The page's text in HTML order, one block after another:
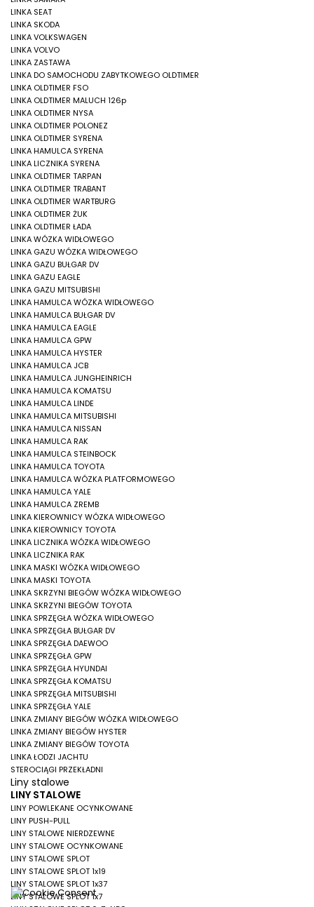
LINKA SEAT
LINKA SKODA
LINKA VOLKSWAGEN
LINKA VOLVO
LINKA ZASTAWA
LINKA DO SAMOCHODU ZABYTKOWEGO OLDTIMER
LINKA OLDTIMER FSO
LINKA OLDTIMER MALUCH 126p
LINKA OLDTIMER NYSA
LINKA OLDTIMER POLONEZ
LINKA OLDTIMER SYRENA
LINKA HAMULCA SYRENA
LINKA LICZNIKA SYRENA
LINKA OLDTIMER TARPAN
LINKA OLDTIMER TRABANT
LINKA OLDTIMER WARTBURG
LINKA OLDTIMER ŻUK
LINKA OLDTIMER ŁADA
LINKA WÓZKA WIDŁOWEGO
LINKA GAZU WÓZKA WIDŁOWEGO
LINKA GAZU BUŁGAR DV
LINKA GAZU EAGLE
LINKA GAZU MITSUBISHI
LINKA HAMULCA WÓZKA WIDŁOWEGO
LINKA HAMULCA BUŁGAR DV
LINKA HAMULCA EAGLE
LINKA HAMULCA GPW
LINKA HAMULCA HYSTER
LINKA HAMULCA JCB
LINKA HAMULCA JUNGHEINRICH
LINKA HAMULCA KOMATSU
LINKA HAMULCA LINDE
LINKA HAMULCA MITSUBISHI
LINKA HAMULCA NISSAN
LINKA HAMULCA RAK
LINKA HAMULCA STEINBOCK
LINKA HAMULCA TOYOTA
LINKA HAMULCA WÓZKA PLATFORMOWEGO
LINKA HAMULCA YALE
LINKA HAMULCA ZREMB
LINKA KIEROWNICY WÓZKA WIDŁOWEGO
LINKA KIEROWNICY TOYOTA
LINKA LICZNIKA WÓZKA WIDŁOWEGO
LINKA LICZNIKA RAK
LINKA MASKI WÓZKA WIDŁOWEGO
LINKA MASKI TOYOTA
LINKA SKRZYNI BIEGÓW WÓZKA WIDŁOWEGO
LINKA SKRZYNI BIEGÓW TOYOTA
LINKA SPRZĘGŁA WÓZKA WIDŁOWEGO
LINKA SPRZĘGŁA BUŁGAR DV
LINKA SPRZĘGŁA DAEWOO
LINKA SPRZĘGŁA GPW
LINKA SPRZĘGŁA HYUNDAI
LINKA SPRZĘGŁA KOMATSU
LINKA SPRZĘGŁA MITSUBISHI
LINKA SPRZĘGŁA YALE
LINKA ZMIANY BIEGÓW WÓZKA WIDŁOWEGO
LINKA ZMIANY BIEGÓW HYSTER
LINKA ZMIANY BIEGÓW TOYOTA
LINKA ŁODZI JACHTU
STEROCIĄGI PRZEKŁADNI
Liny stalowe
LINY STALOWE
LINY POWLEKANE OCYNKOWANE
LINY PUSH-PULL
LINY STALOWE NIERDZEWNE
LINY STALOWE OCYNKOWANE
LINY STALOWE SPLOT
LINY STALOWE SPLOT 1x19
LINY STALOWE SPLOT 1x37
LINY STALOWE SPLOT 1x7